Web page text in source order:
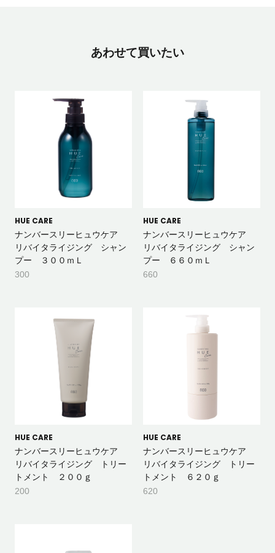
あわせて買いたい
HUE CARE
ナンバースリーヒュウケア
リバイタライジング シャン
プー ３００ｍＬ
300
HUE CARE
ナンバースリーヒュウケア
リバイタライジング シャン
プー ６６０ｍＬ
660
HUE CARE
ナンバースリーヒュウケア
リバイタライジング トリー
トメント ２００ｇ
200
HUE CARE
ナンバースリーヒュウケア
リバイタライジング トリー
トメント ６２０ｇ
620